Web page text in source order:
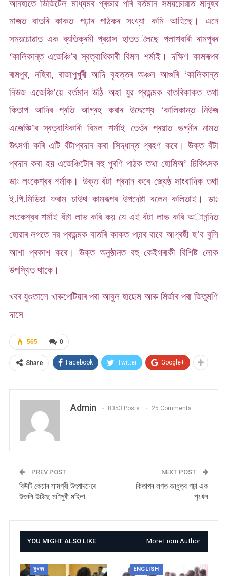
আনহাতে ডিজিটেল মাধ্যমৰ প্ৰভাৱ পৰি বৰ্তমান সময়চোৱাত মানুহৰ
মাজত বাতৰি কাকত পঢ়াৰ পাঠকৰ সংখ্যা কমি আহিছে। এনে
সময়চোৱাত এক ব্যতিক্ৰমী প্ৰয়াস হাতত লৈছে পলাশবাৰী ৰামপুৰৰ
‘কালিকান্ত এজেঞ্চি’ৰ স্বত্বাধিকাৰী বিমল শৰ্মাই। দক্ষিণ কামৰূপৰ
ৰামপুৰ, নহিৰা, ৰাজাপুখুৰী আদি বৃহত্তৰ অঞ্চল আগুৰি ‘কালিকান্ত
নিউজ এজেঞ্চি’য়ে বৰ্তমান উঠি অহা যুৱ প্ৰজন্মক বাতৰিকাকত তথা
কিতাপ আদিৰ প্ৰতি আগ্ৰহ কৰাৰ উদ্দেশ্যে ‘কালিকান্ত নিউজ
এজেঞ্চি’ৰ স্বত্বাধিকাৰী বিমল শৰ্মাই তেওঁৰ প্ৰয়াত ভগ্নীৰ নামত
উৎসৰ্গা কৰি এটি বঁটাপ্ৰদান কৰা সিদ্ধান্ত গ্ৰহণ কৰে। উক্ত বঁটা
প্ৰদান কৰা হয় এজেঞ্চিটোৰ বহু পুৰণি পাঠক তথা হোমিঅ’ চিকিৎসক
ডাঃ লংকেশ্বৰ শৰ্মাক। উক্ত বঁটা প্ৰদান কৰে জ্যেষ্ঠ সাংবাদিক তথা
ই.পি.মিডিয়া ফৰাম চাউথ কামৰূপৰ উপদেষ্টা বলেন কলিতাই। ডাঃ
লংকেশ্বৰ শৰ্মাই বঁটা লাভ কৰি কয় যে এই বঁটা লাভ কৰি অানন্দিত
হোৱাৰ লগতে নৱ প্ৰজন্মক বাতৰি কাকত পঢ়াৰ বাবে আগ্ৰহী হ’ব বুলি
আশা প্ৰকাশ কৰে। উক্ত অনুষ্ঠানত বহু কেইগৰাকী বিশিষ্ট লোক
উপস্থিত থাকে।
খবৰ যুগুতালে খাৰুপেটিয়াৰ পৰা আবুল হাছেম আৰু মিৰ্জাৰ পৰা জিতুমণি
দাসে
0
565
Share Facebook Twitter Google+
Admin 8353 Posts 25 Comments
PREV POST
বিউটি কেয়াৰ সামগ্ৰী উৎপাদনেৰে
উজলি উঠিছে মণিপুৰী মহিলা
NEXT POST
কিতাপৰ লগত বন্ধুত্ব গঢ়া এক
শৃংখল
YOU MIGHT ALSO LIKE More From Author
সুখবৰ ENGLISH